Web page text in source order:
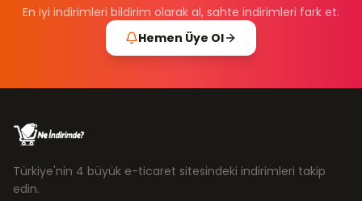
En iyi indirimleri bildirim olarak al, sahte indirimleri fark et.
Hemen Üye Ol
Türkiye'nin 4 büyük e-ticaret sitesindeki indirimleri takip
edin.